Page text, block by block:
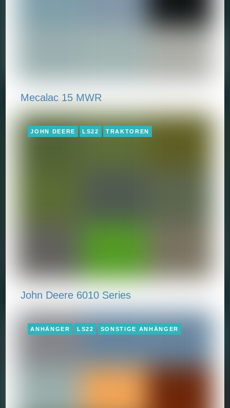
Mecalac 15 MWR
JOHN DEERE LS22 TRAKTOREN
John Deere 6010 Series
ANHÄNGER LS22 SONSTIGE ANHÄNGER